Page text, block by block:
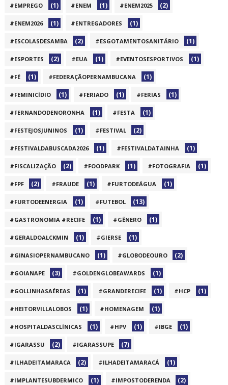
#EMPREGO (1) #ENEM (1) #ENEM2025 (2)
#ENEM2026 (1) #ENTREGADORES (1)
#ESCOLASDESAMBA (2) #ESGOTAMENTOSANITÁRIO (1)
#ESPORTES (2) #EUA (1) #EVENTOSESPORTIVOS (1)
#FÉ (1) #FEDERAÇÃOPERNAMBUCANA (1)
#FEMINICÍDIO (1) #FERIADO (1) #FERIAS (1)
#FERNANDODENORONHA (1) #FESTA (1)
#FESTEJOSJUNINOS (1) #FESTIVAL (2)
#FESTIVALDABUSCADA2026 (1) #FESTIVALDATAINHA (1)
#FISCALIZAÇÃO (2) #FOODPARK (1) #FOTOGRAFIA (1)
#FPF (2) #FRAUDE (1) #FURTODEÁGUA (1)
#FURTODEENERGIA (1) #FUTEBOL (13)
#GASTRONOMIA #RECIFE (1) #GÊNERO (1)
#GERALDOALCKMIN (1) #GIERSE (1)
#GINASIOPERNAMBUCANO (1) #GLOBODEOURO (2)
#GOIANAPE (3) #GOLDENGLOBEAWARDS (1)
#GOLLINHASAÉREAS (1) #GRANDERECIFE (1) #HCP (1)
#HEITORVILLALOBOS (1) #HOMENAGEM (1)
#HOSPITALDASCLÍNICAS (1) #HPV (1) #IBGE (1)
#IGARASSU (2) #IGARASSUPE (7)
#ILHADEITAMARACA (2) #ILHADEITAMARACÁ (1)
#IMPLANTESUBDERMICO (1) #IMPOSTODERENDA (2)